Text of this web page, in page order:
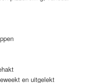
en uitgelekt